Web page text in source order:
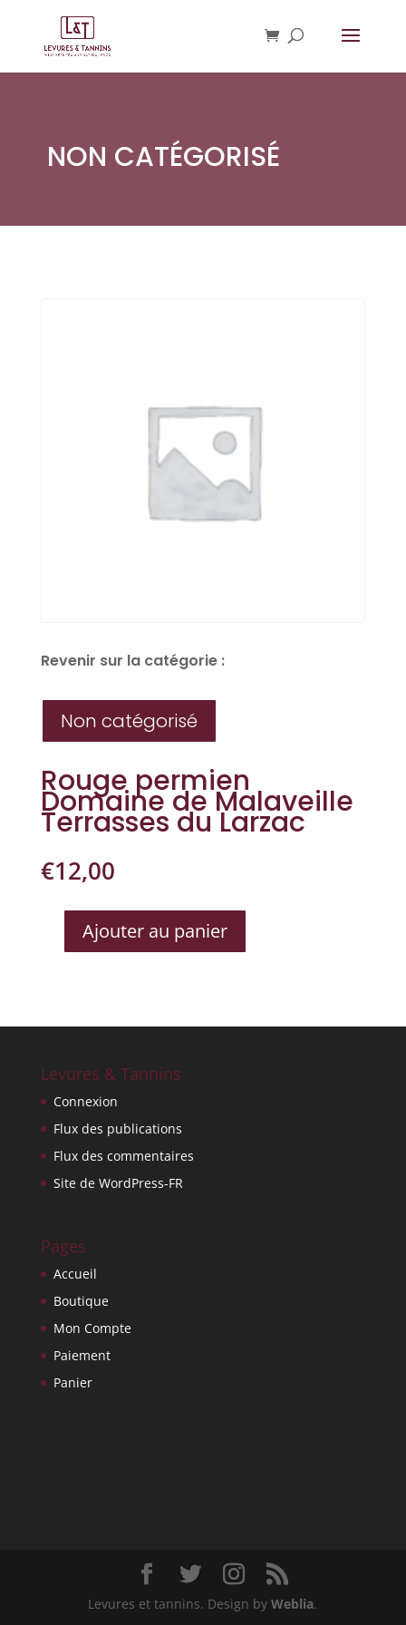
NON CATÉGORISÉ
Revenir sur la catégorie :
Non catégorisé
Rouge permien
Domaine de Malaveille
Terrasses du Larzac
€12,00
QUANTITÉ
DOMAINE
MALAVEILLE
TERRASSES
DU
LARZAC
Ajouter au panier
Levures & Tannins
Connexion
Flux des publications
Flux des commentaires
Site de WordPress-FR
Pages
Accueil
Boutique
Mon Compte
Paiement
Panier
Levures et tannins. Design byWeblia.